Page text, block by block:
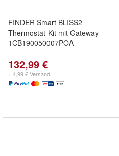
FINDER Smart BLISS2
Thermostat-Kit mit Gateway
1CB190050007POA
132,99 €
+ 4,99 € Versand